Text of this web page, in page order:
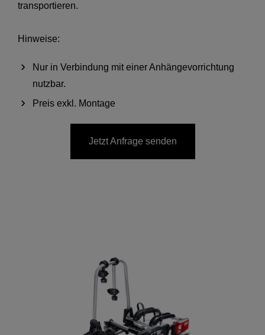
transportieren.
Hinweise:
Nur in Verbindung mit einer Anhängevorrichtung
nutzbar.
Preis exkl. Montage
Jetzt Anfrage senden